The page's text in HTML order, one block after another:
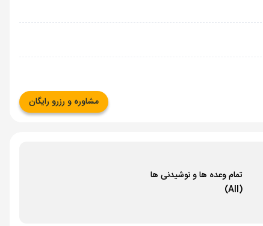
مشاوره و رزرو رایگان
تمام وعده ها و نوشیدنی ها
(All)